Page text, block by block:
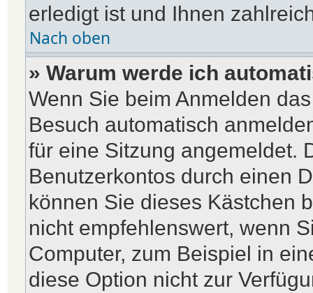
erledigt ist und Ihnen
Nach oben
» Warum werde ich
Wenn Sie beim Anmelden
Besuch automatisch
für eine Sitzung angemeldet.
Benutzerkontos durch einen
können Sie dieses Kästchen
nicht empfehlenswert, wenn
Computer, zum Beispiel in
diese Option nicht zur